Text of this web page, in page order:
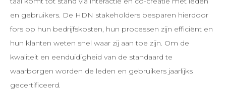
en gebruikers. De HDN stakeholders besparen hierdoor
fors op hun bedrijfskosten, hun processen zijn efficiënt en
hun klanten weten snel waar zij aan toe zijn. Om de
kwaliteit en eenduidigheid van de standaard te
waarborgen worden de leden en gebruikers jaarlijks
gecertificeerd.